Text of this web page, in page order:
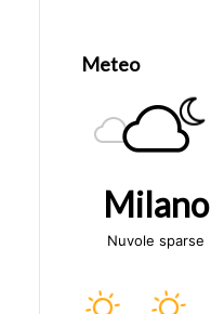
Meteo
Milano
Nuvole sparse